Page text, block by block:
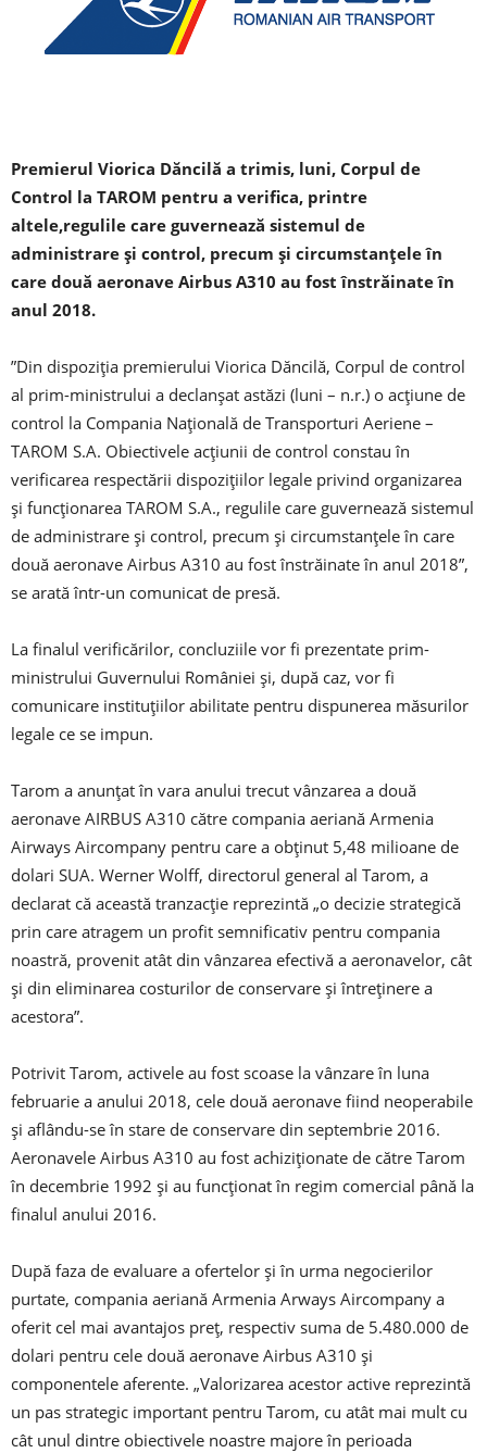
Premierul Viorica Dăncilă a trimis, luni, Corpul de
Control la TAROM pentru a verifica, printre
altele,regulile care guvernează sistemul de
administrare şi control, precum şi circumstanţele în
care două aeronave Airbus A310 au fost înstrăinate în
anul 2018.
”Din dispoziţia premierului Viorica Dăncilă, Corpul de control
al prim-ministrului a declanşat astăzi (luni – n.r.) o acţiune de
control la Compania Naţională de Transporturi Aeriene –
TAROM S.A. Obiectivele acţiunii de control constau în
verificarea respectării dispoziţiilor legale privind organizarea
şi funcţionarea TAROM S.A., regulile care guvernează sistemul
de administrare şi control, precum şi circumstanţele în care
două aeronave Airbus A310 au fost înstrăinate în anul 2018”,
se arată într-un comunicat de presă.
La finalul verificărilor, concluziile vor fi prezentate prim-
ministrului Guvernului României şi, după caz, vor fi
comunicare instituţiilor abilitate pentru dispunerea măsurilor
legale ce se impun.
Tarom a anunţat în vara anului trecut vânzarea a două
aeronave AIRBUS A310 către compania aeriană Armenia
Airways Aircompany pentru care a obţinut 5,48 milioane de
dolari SUA. Werner Wolff, directorul general al Tarom, a
declarat că această tranzacţie reprezintă „o decizie strategică
prin care atragem un profit semnificativ pentru compania
noastră, provenit atât din vânzarea efectivă a aeronavelor, cât
şi din eliminarea costurilor de conservare şi întreţinere a
acestora”.
Potrivit Tarom, activele au fost scoase la vânzare în luna
februarie a anului 2018, cele două aeronave fiind neoperabile
şi aflându-se în stare de conservare din septembrie 2016.
Aeronavele Airbus A310 au fost achiziţionate de către Tarom
în decembrie 1992 şi au funcţionat în regim comercial până la
finalul anului 2016.
După faza de evaluare a ofertelor şi în urma negocierilor
purtate, compania aeriană Armenia Arways Aircompany a
oferit cel mai avantajos preţ, respectiv suma de 5.480.000 de
dolari pentru cele două aeronave Airbus A310 şi
componentele aferente. „Valorizarea acestor active reprezintă
un pas strategic important pentru Tarom, cu atât mai mult cu
cât unul dintre obiectivele noastre majore în perioada